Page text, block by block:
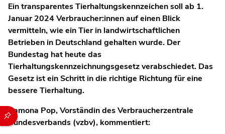
Durch die folgenden Buttons können Sie direkt auf einen
Ein transparentes Tierhaltungskennzeichen soll ab 1.
Januar 2024 Verbraucher:innen auf einen Blick
vermitteln, wie ein Tier in landwirtschaftlichen
Betrieben in Deutschland gehalten wurde. Der
Bundestag hat heute das
Tierhaltungskennzeichnungsgesetz verabschiedet. Das
Gesetz ist ein Schritt in die richtige Richtung für eine
bessere Tierhaltung.
Ramona Pop, Vorständin des Verbraucherzentrale
Bundesverbands (vzbv), kommentiert: